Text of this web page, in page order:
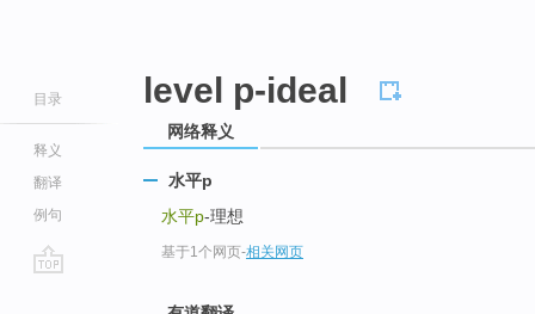
目录
释义
翻译
例句
level p-ideal
网络释义
水平p
水平p-理想
基于1个网页-相关网页